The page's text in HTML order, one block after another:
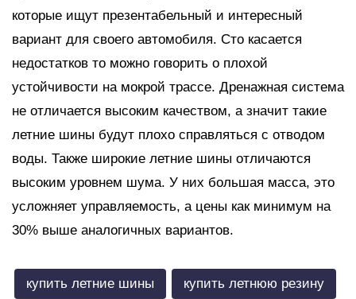
которые ищут презентабельный и интересный
вариант для своего автомобиля. Сто касается
недостатков то можно говорить о плохой
устойчивости на мокрой трассе. Дренажная система
не отличается высоким качеством, а значит такие
летние шины будут плохо справляться с отводом
воды. Также широкие летние шины отличаются
высоким уровнем шума. У них большая масса, это
усложняет управляемость, а цены как минимум на
30% выше аналогичных вариантов.
купить летние шины купить летнюю резину